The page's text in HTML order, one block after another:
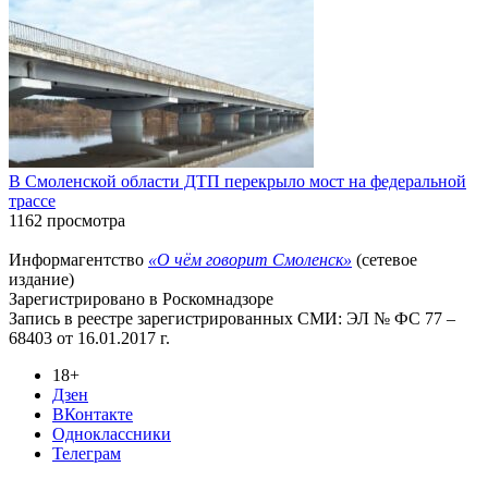
В Смоленской области ДТП перекрыло мост на федеральной
трассе
1162 просмотра
Информагентство «О чём говорит Смоленск» (сетевое
издание)
Зарегистрировано в Роскомнадзоре
Запись в реестре зарегистрированных СМИ: ЭЛ № ФС 77 –
68403 от 16.01.2017 г.
18+
Дзен
ВКонтакте
Одноклассники
Телеграм